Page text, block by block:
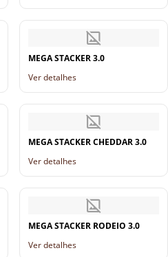
MEGA STACKER 3.0
Ver detalhes
MEGA STACKER CHEDDAR 3.0
Ver detalhes
MEGA STACKER RODEIO 3.0
Ver detalhes